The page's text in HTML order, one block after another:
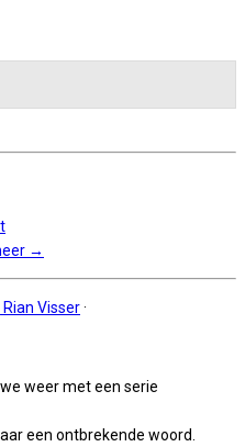
→
Visser·
weer met een serie
een ontbrekende woord.